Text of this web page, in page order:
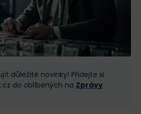
důležité novinky! Přidejte si
do oblíbených na Zprávy